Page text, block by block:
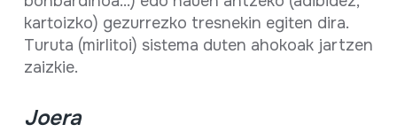
kartoizko) gezurrezko tresnekin egiten dira.
Turuta (mirlitoi) sistema duten ahokoak jartzen
zaizkie.
Joera